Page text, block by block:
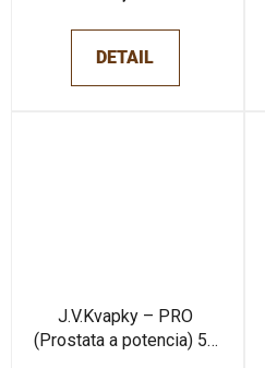
DETAIL
J.V.Kvapky – PRO
(Prostata a potencia) 50